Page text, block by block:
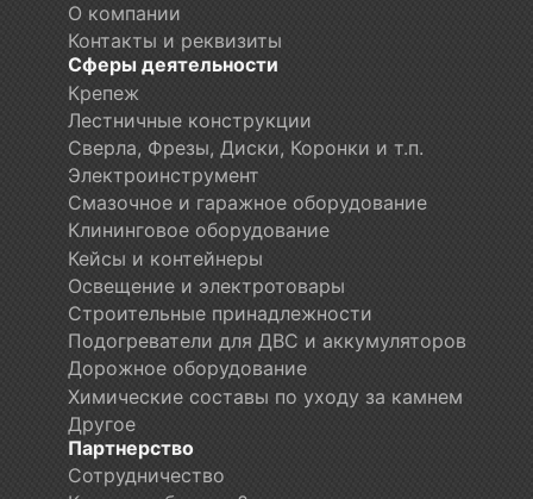
О компании
Контакты и реквизиты
Сферы деятельности
Крепеж
Лестничные конструкции
Сверла, Фрезы, Диски, Коронки и т.п.
Электроинструмент
Смазочное и гаражное оборудование
Клининговое оборудование
Кейсы и контейнеры
Освещение и электротовары
Строительные принадлежности
Подогреватели для ДВС и аккумуляторов
Дорожное оборудование
Химические составы по уходу за камнем
Другое
Партнерство
Сотрудничество